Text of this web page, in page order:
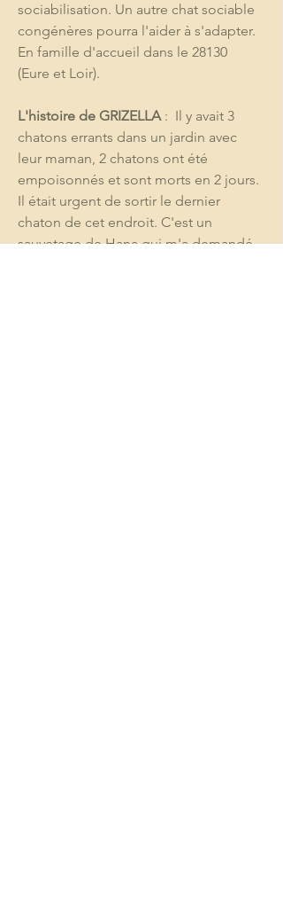
sociabilisation. Un autre chat sociable
congénères pourra l'aider à s'adapter.
En famille d'accueil dans le 28130
(Eure et Loir).
L'histoire de GRIZELLA :  Il y avait 3
chatons errants dans un jardin avec
leur maman, 2 chatons ont été
empoisonnés et sont morts en 2 jours.
Il était urgent de sortir le dernier
chaton de cet endroit. C'est un
sauvetage de Hana qui m'a demandé